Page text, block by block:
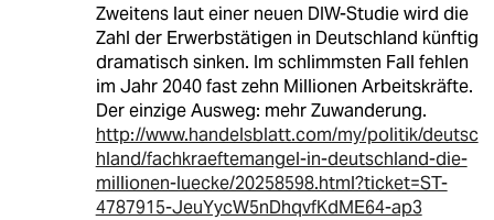
Zweitens laut einer neuen DIW-Studie wird die
Zahl der Erwerbstätigen in Deutschland künftig
dramatisch sinken. Im schlimmsten Fall fehlen
im Jahr 2040 fast zehn Millionen Arbeitskräfte.
Der einzige Ausweg: mehr Zuwanderung.
http://www.handelsblatt.com/my/politik/deutsc
hland/fachkraeftemangel-in-deutschland-die-
millionen-luecke/20258598.html?ticket=ST-
4787915-JeuYycW5nDhqvfKdME64-ap3